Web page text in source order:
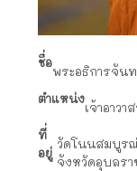
ชื่อ
พระอธิการจัน
ตำแหน่ง
เจ้าอาวา
ที่
อยู่
วัดโนนสมบูร
จังหวัดอุบลรา